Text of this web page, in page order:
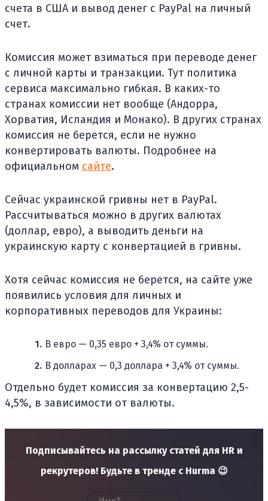
счета в США и вывод денег с PayPal на личный
счет.
Комиссия может взиматься при переводе денег
с личной карты и транзакции. Тут политика
сервиса максимально гибкая. В каких-то
странах комиссии нет вообще (Андорра,
Хорватия, Исландия и Монако). В других странах
комиссия не берется, если не нужно
конвертировать валюты. Подробнее на
официальном сайте.
Сейчас украинской гривны нет в PayPal.
Рассчитываться можно в других валютах
(доллар, евро), а выводить деньги на
украинскую карту с конвертацией в гривны.
Хотя сейчас комиссия не берется, на сайте уже
появились условия для личных и
корпоративных переводов для Украины:
В евро — 0,35 евро + 3,4% от суммы.
В долларах — 0,3 доллара + 3,4% от суммы.
Отдельно будет комиссия за конвертацию 2,5-
4,5%, в зависимости от валюты.
Подписывайтесь на рассылку статей для HR и
рекрутеров! Будьте в тренде с Hurma 😉